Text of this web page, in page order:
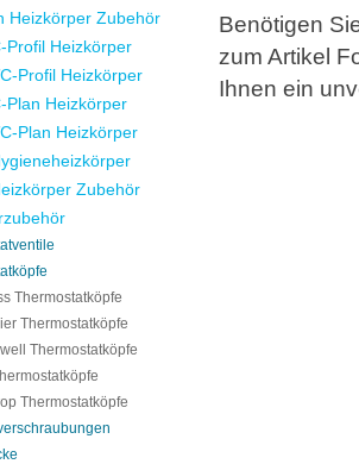
Benötigen
zum Artikel
Ihnen ein
Heizkörper Zubehör
Profil Heizkörper
Profil Heizkörper
Plan Heizkörper
Plan Heizkörper
Zubehör
Thermostatköpfe
Thermostatköpfe
Thermostatköpfe
Thermostatköpfe